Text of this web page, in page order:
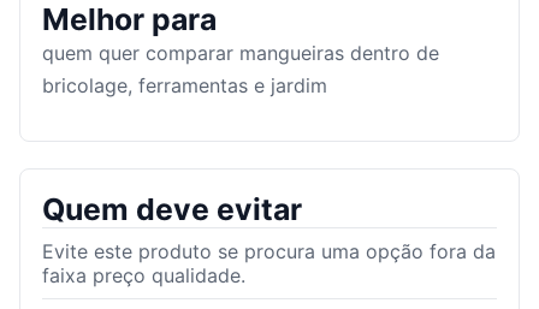
Melhor para
quem quer comparar mangueiras dentro de
bricolage, ferramentas e jardim
Quem deve evitar
Evite este produto se procura uma opção fora da
faixa preço qualidade.